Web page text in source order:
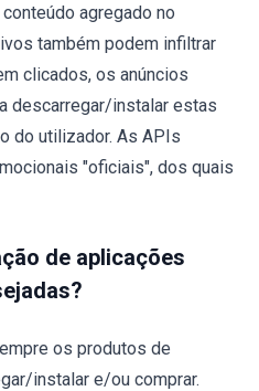
agregado no
também podem infiltrar
clicados, os anúncios
descarregar/instalar estas
do utilizador. As APIs
"oficiais", dos quais
de aplicações
os produtos de
instalar e/ou comprar.